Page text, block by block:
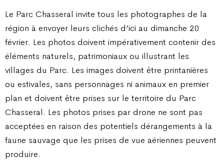
Le Parc Chasseral invite tous les photographes de la
région à envoyer leurs clichés d’ici au dimanche 20
février. Les photos doivent impérativement contenir des
éléments naturels, patrimoniaux ou illustrant les
villages du Parc. Les images doivent être printanières
ou estivales, sans personnages ni animaux en premier
plan et doivent être prises sur le territoire du Parc
Chasseral. Les photos prises par drone ne sont pas
acceptées en raison des potentiels dérangements à la
faune sauvage que les prises de vue aériennes peuvent
produire.